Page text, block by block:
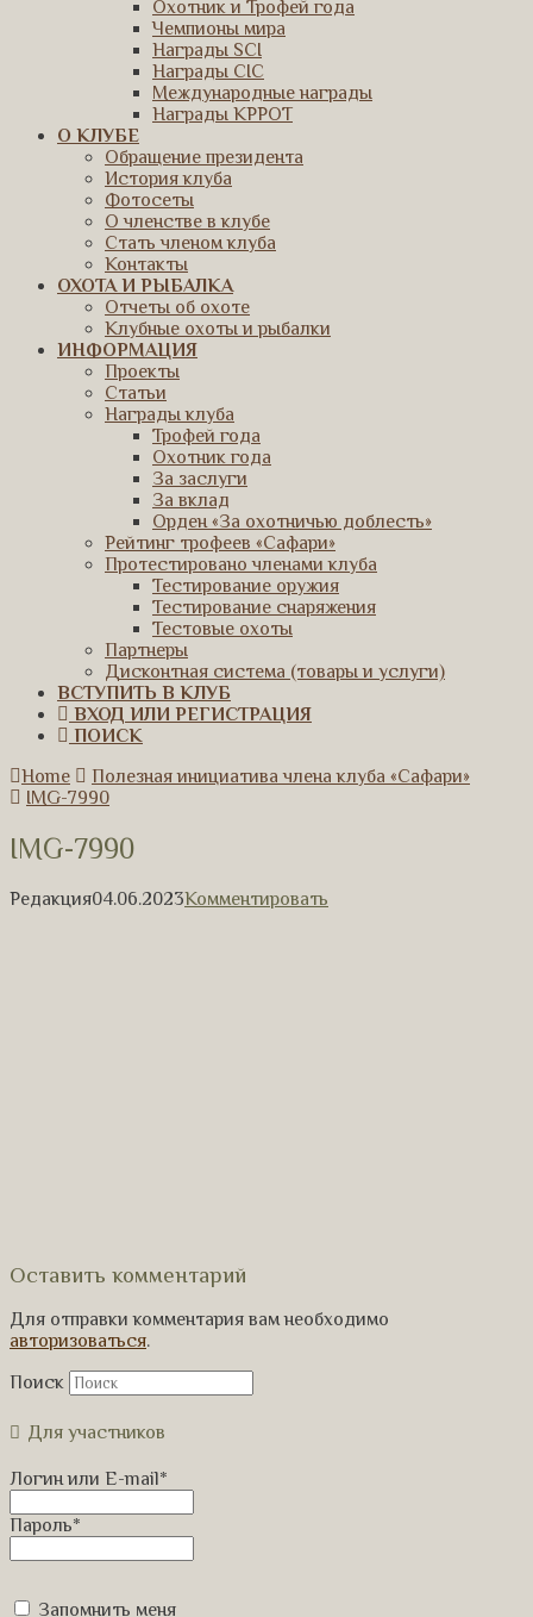
Охотник и Трофей года
Чемпионы мира
Награды SCI
Награды CIC
Международные награды
Награды КРРОТ
О КЛУБЕ
Обращение президента
История клуба
Фотосеты
О членстве в клубе
Стать членом клуба
Контакты
ОХОТА И РЫБАЛКА
Отчеты об охоте
Клубные охоты и рыбалки
ИНФОРМАЦИЯ
Проекты
Статьи
Награды клуба
Трофей года
Охотник года
За заслуги
За вклад
Орден «За охотничью доблесть»
Рейтинг трофеев «Сафари»
Протестировано членами клуба
Тестирование оружия
Тестирование снаряжения
Тестовые охоты
Партнеры
Дисконтная система (товары и услуги)
ВСТУПИТЬ В КЛУБ
ВХОД ИЛИ РЕГИСТРАЦИЯ
ПОИСК
Home
Полезная инициатива члена клуба «Сафари»
IMG-7990
IMG-7990
Редакция04.06.2023Комментировать
Оставить комментарий
Для отправки комментария вам необходимо
авторизоваться.
Поиск
Для участников
Логин или E-mail*
Пароль*
Запомнить меня